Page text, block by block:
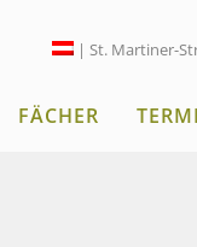
| St. Martiner-
FÄCHER